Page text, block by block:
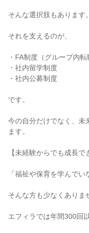
そんな選択肢もあります。
それを支えるのが、
・FA制度（グループ内転
・社内留学制度
・社内公募制度
です。
今の自分だけでなく、未
ます。
【未経験からでも成長で
「福祉や保育を学んでい
そんな方も少なくありま
エフィラでは年間300回